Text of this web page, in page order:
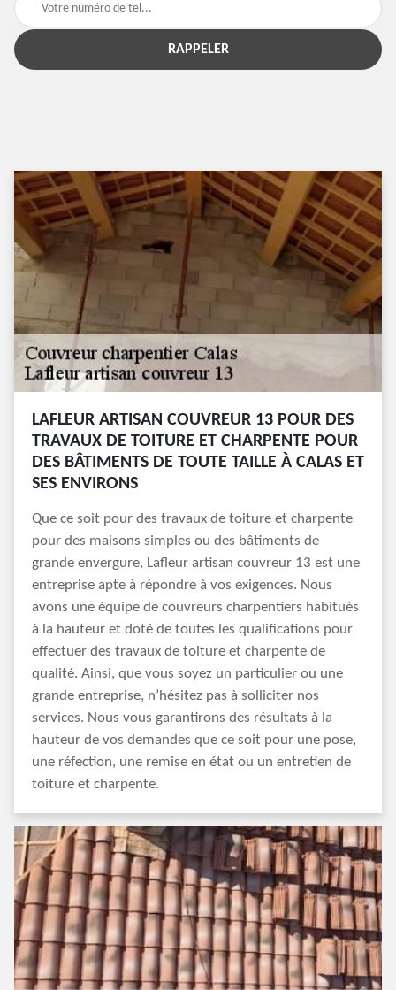
LAFLEUR ARTISAN COUVREUR 13 POUR DES
TRAVAUX DE TOITURE ET CHARPENTE POUR
DES BÂTIMENTS DE TOUTE TAILLE À CALAS ET
SES ENVIRONS
Que ce soit pour des travaux de toiture et charpente
pour des maisons simples ou des bâtiments de
grande envergure, Lafleur artisan couvreur 13 est une
entreprise apte à répondre à vos exigences. Nous
avons une équipe de couvreurs charpentiers habitués
à la hauteur et doté de toutes les qualifications pour
effectuer des travaux de toiture et charpente de
qualité. Ainsi, que vous soyez un particulier ou une
grande entreprise, n’hésitez pas à solliciter nos
services. Nous vous garantirons des résultats à la
hauteur de vos demandes que ce soit pour une pose,
une réfection, une remise en état ou un entretien de
toiture et charpente.